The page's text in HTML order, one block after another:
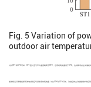
Fig. 5 Variation of
outdoor air
对比ST1和ST2可知，ST1室外空气平均温度略高于ST2，但系统耗电量低于ST2，这说明考虑主动储
能常规运行策略能够有效地减低空气源热泵的耗电量. 对比ST4与ST6可知，改进后的主动储能需求响